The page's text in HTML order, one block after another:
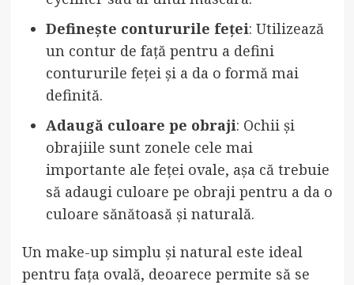
Definește contururile feței: Utilizează
un contur de față pentru a defini
contururile feței și a da o formă mai
definită.
Adaugă culoare pe obraji: Ochii și
obrajiile sunt zonele cele mai
importante ale feței ovale, așa că trebuie
să adaugi culoare pe obraji pentru a da o
culoare sănătoasă și naturală.
Un make-up simplu și natural este ideal
pentru fața ovală, deoarece permite să se